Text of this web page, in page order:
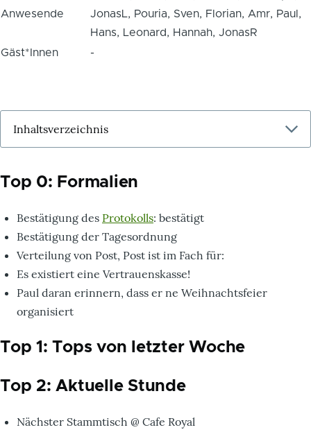
Anwesende
JonasL, Pouria, Sven, Florian, Amr, Paul,
Hans, Leonard, Hannah, JonasR
Gäst*Innen
-
Top 0: Formalien
Bestätigung des Protokolls: bestätigt
Bestätigung der Tagesordnung
Verteilung von Post, Post ist im Fach für:
Es existiert eine Vertrauenskasse!
Paul daran erinnern, dass er ne Weihnachtsfeier
organisiert
Top 1: Tops von letzter Woche
Top 2: Aktuelle Stunde
Nächster Stammtisch @ Cafe Royal